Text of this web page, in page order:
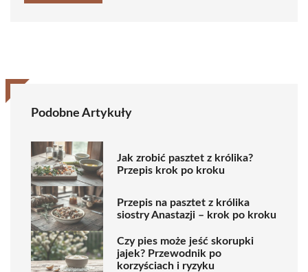
Podobne Artykuły
Jak zrobić pasztet z królika?
Przepis krok po kroku
Przepis na pasztet z królika
siostry Anastazji – krok po kroku
Czy pies może jeść skorupki
jajek? Przewodnik po
korzyściach i ryzyku